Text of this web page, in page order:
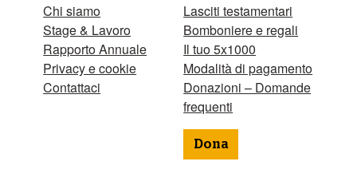
Chi siamo
Stage & Lavoro
Rapporto Annuale
Privacy e cookie
Contattaci
Lasciti testamentari
Bomboniere e regali
Il tuo 5x1000
Modalità di pagamento
Donazioni – Domande
frequenti
Dona